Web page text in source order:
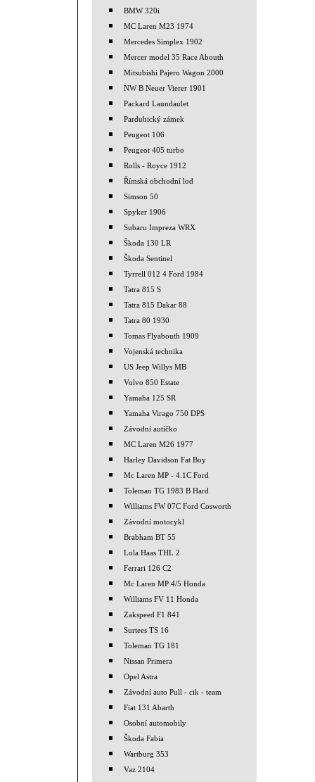
BMW 320i
MC Laren M23 1974
Mercedes Simplex 1902
Mercer model 35 Race Abouth
Mitsubishi Pajero Wagon 2000
NW B Neuer Vierer 1901
Packard Laundaulet
Pardubický zámek
Peugeot 106
Peugeot 405 turbo
Rolls - Royce 1912
Římská obchodní lod
Simson 50
Spyker 1906
Subaru Impreza WRX
Škoda 130 LR
Škoda Sentinel
Tyrrell 012 4 Ford 1984
Tatra 815 S
Tatra 815 Dakar 88
Tatra 80 1930
Tomas Flyabouth 1909
Vojenská technika
US Jeep Willys MB
Volvo 850 Estate
Yamaha 125 SR
Yamaha Virago 750 DPS
Závodní autíčko
MC Laren M26 1977
Harley Davidson Fat Boy
Mc Laren MP - 4.1C Ford
Toleman TG 1983 B Hard
Williams FW 07C Ford Cosworth
Závodní motocykl
Brabham BT 55
Lola Haas THL 2
Ferrari 126 C2
Mc Laren MP 4/5 Honda
Williams FV 11 Honda
Zakspeed F1 841
Surtees TS 16
Toleman TG 181
Nissan Primera
Opel Astra
Závodní auto Pull - cik - team
Fiat 131 Abarth
Osobní automobily
Škoda Fabia
Wartburg 353
Vaz 2104